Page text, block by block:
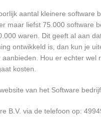
aantal kleinere software
maar liefst 75.000 software
waren. Dit geeft al aan
ontwikkeld is, dan kun je
Hou er echter
kosten.
van het Software bedrijf.
B.V. via de telefoon op: